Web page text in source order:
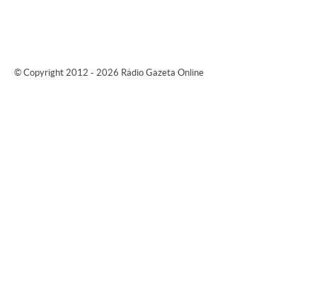
© Copyright 2012 - 2026 Rádio Gazeta Online